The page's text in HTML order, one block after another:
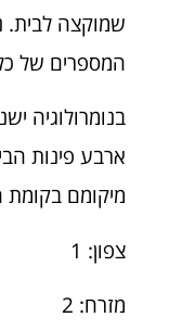
שמוקצה לבית.
המספרים של
בנומרולוגיה
ארבע פינות
מיקומם
צפון: 1
מזרח: 2